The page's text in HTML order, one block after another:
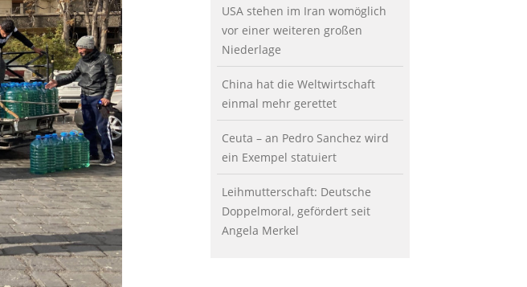
USA stehen im Iran womöglich
vor einer weiteren großen
Niederlage
China hat die Weltwirtschaft
einmal mehr gerettet
Ceuta – an Pedro Sanchez wird
ein Exempel statuiert
Leihmutterschaft: Deutsche
Doppelmoral, gefördert seit
Angela Merkel